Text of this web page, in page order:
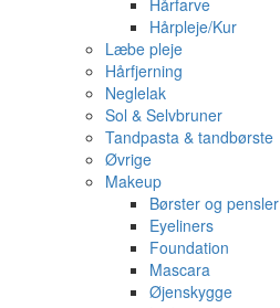
Hårfarve
Hårpleje/Kur
Læbe pleje
Hårfjerning
Neglelak
Sol & Selvbruner
Tandpasta & tandbørste
Øvrige
Makeup
Børster og pensler
Eyeliners
Foundation
Mascara
Øjenskygge